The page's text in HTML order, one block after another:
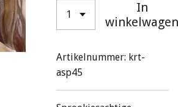
In
winkelwagen
Artikelnummer: krt-
asp45